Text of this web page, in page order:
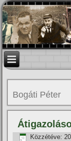
Bogáti Péter
Közzétéve: